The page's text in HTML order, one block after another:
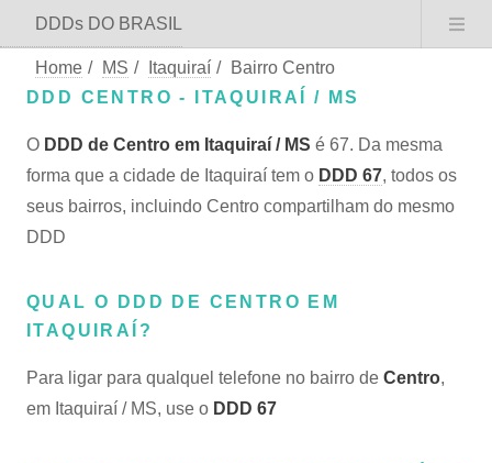
DDDs DO BRASIL
Home / MS / Itaquiraí /
Bairro Centro
DDD CENTRO - ITAQUIRAÍ / MS
O DDD de Centro em Itaquiraí / MS é 67. Da mesma
forma que a cidade de Itaquiraí tem o DDD 67, todos os
seus bairros, incluindo Centro compartilham do mesmo
DDD
QUAL O DDD DE CENTRO EM
ITAQUIRAÍ?
Para ligar para qualquel telefone no bairro de Centro,
em Itaquiraí / MS, use o DDD 67